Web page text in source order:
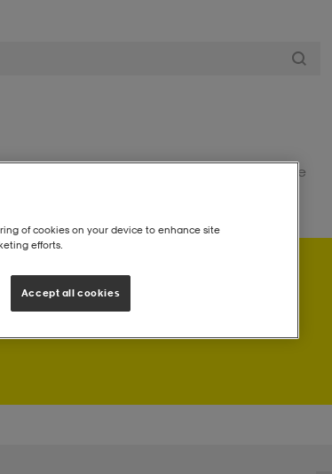
Myymälämme
bonuspisteitä.
of cookies on your device to enhance site
efforts.
Accept all cookies